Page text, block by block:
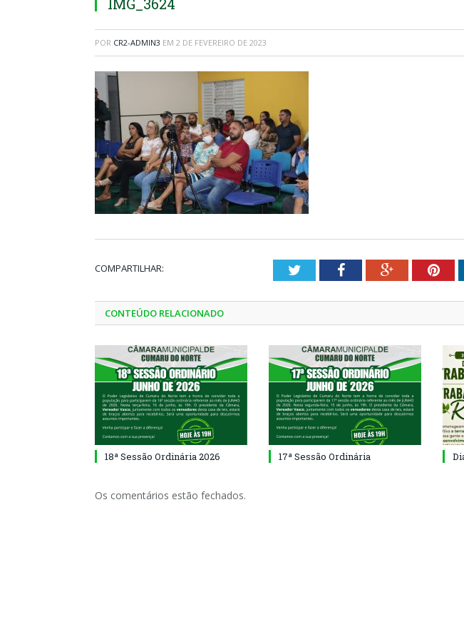
POR CR2-ADMIN3 EM 2 DE FEVEREIRO DE 2023
COMPARTILHAR: TwitterFacebookGoogle+
CONTEÚDO RELACIONADO
18ª Sessão Ordinária 2026 17ª Sessão Ordinária
Os comentários estão fechados.